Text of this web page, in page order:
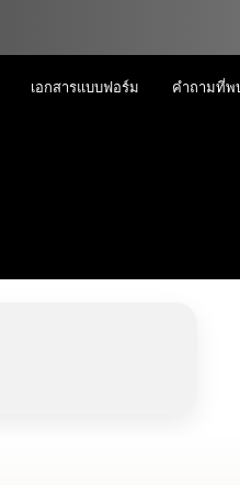
เอกสารแบบฟอร์ม คำถามที่พ